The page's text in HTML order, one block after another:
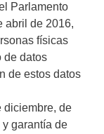
Parlamento
abril de 2016,
físicas
de datos
de estos datos
diciembre, de
garantía de